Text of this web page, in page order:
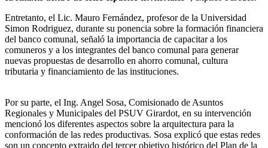
Entretanto, el Lic. Mauro Fernández, profesor de la Universidad
Simon Rodriguez, durante su ponencia sobre la formación financiera
del banco comunal, señaló la importancia de capacitar a los
comuneros y a los integrantes del banco comunal para generar
nuevas propuestas de desarrollo en ahorro comunal, cultura
tributaria y financiamiento de las instituciones.
Por su parte, el Ing. Angel Sosa, Comisionado de Asuntos
Regionales y Municipales del PSUV Girardot, en su intervención
mencionó los diferentes aspectos sobre la arquitectura para la
conformación de las redes productivas. Sosa explicó que estas redes
son un concepto extraido del tercer objetivo histórico del Plan de la